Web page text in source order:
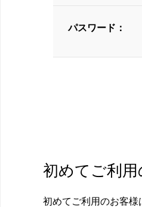
パスワード：
初めてご利
初めてご利用のお客様